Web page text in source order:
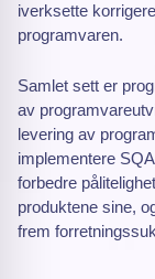
iverksette
programvaren.
Samlet sett er
av
levering av
implementere
forbedre
produktene sine,
frem